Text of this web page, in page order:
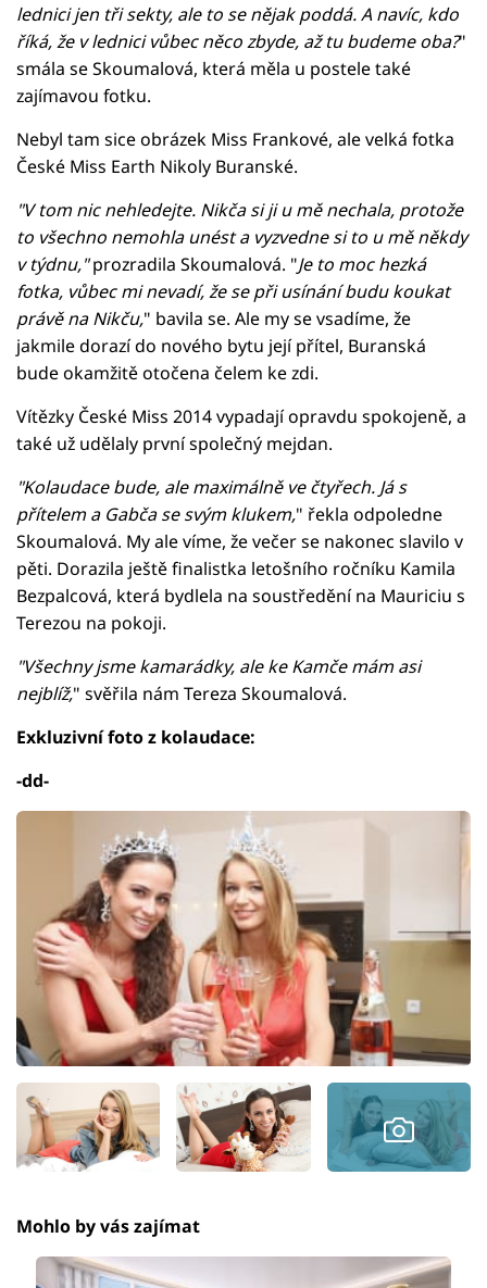
lednici jen tři sekty, ale to se nějak poddá. A navíc, kdo
říká, že v lednici vůbec něco zbyde, až tu budeme oba?"
smála se Skoumalová, která měla u postele také
zajímavou fotku.
Nebyl tam sice obrázek Miss Frankové, ale velká fotka
České Miss Earth Nikoly Buranské.
"V tom nic nehledejte. Nikča si ji u mě nechala, protože
to všechno nemohla unést a vyzvedne si to u mě někdy
v týdnu,"prozradila Skoumalová. "Je to moc hezká
fotka, vůbec mi nevadí, že se při usínání budu koukat
právě na Nikču," bavila se. Ale my se vsadíme, že
jakmile dorazí do nového bytu její přítel, Buranská
bude okamžitě otočena čelem ke zdi.
Vítězky České Miss 2014 vypadají opravdu spokojeně, a
také už udělaly první společný mejdan.
"Kolaudace bude, ale maximálně ve čtyřech. Já s
přítelem a Gabča se svým klukem," řekla odpoledne
Skoumalová. My ale víme, že večer se nakonec slavilo v
pěti. Dorazila ještě finalistka letošního ročníku Kamila
Bezpalcová, která bydlela na soustředění na Mauriciu s
Terezou na pokoji.
"Všechny jsme kamarádky, ale ke Kamče mám asi
nejblíž," svěřila nám Tereza Skoumalová.
Exkluzivní foto z kolaudace:
-dd-
Mohlo by vás zajímat